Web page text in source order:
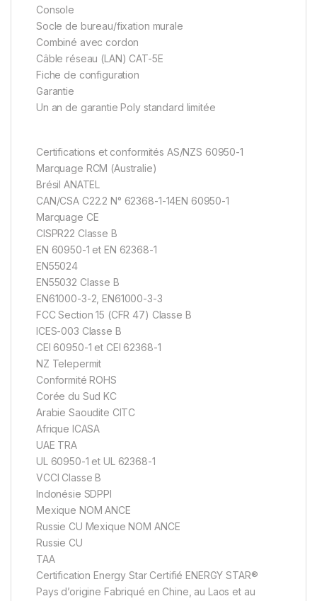
Console
Socle de bureau/fixation murale
Combiné avec cordon
Câble réseau (LAN) CAT-5E
Fiche de configuration
Garantie
Un an de garantie Poly standard limitée
Certifications et conformités AS/NZS 60950-1
Marquage RCM (Australie)
Brésil ANATEL
CAN/CSA C22.2 N° 62368-1-14EN 60950-1
Marquage CE
CISPR22 Classe B
EN 60950-1 et EN 62368-1
EN55024
EN55032 Classe B
EN61000-3-2, EN61000-3-3
FCC Section 15 (CFR 47) Classe B
ICES-003 Classe B
CEI 60950-1 et CEI 62368-1
NZ Telepermit
Conformité ROHS
Corée du Sud KC
Arabie Saoudite CITC
Afrique ICASA
UAE TRA
UL 60950-1 et UL 62368-1
VCCI Classe B
Indonésie SDPPI
Mexique NOM ANCE
Russie CU Mexique NOM ANCE
Russie CU
TAA
Certification Energy Star Certifié ENERGY STAR®
Pays d’origine Fabriqué en Chine, au Laos et au